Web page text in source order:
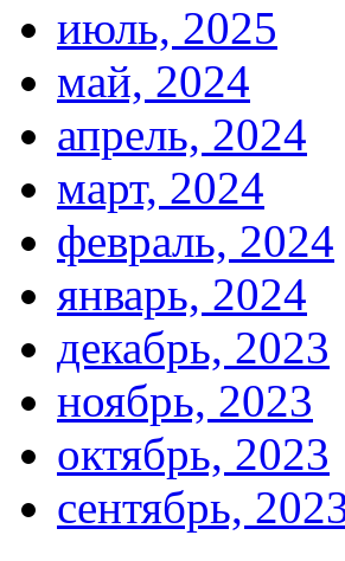
июль, 2025
май, 2024
апрель, 2024
март, 2024
февраль, 2024
январь, 2024
декабрь, 2023
ноябрь, 2023
октябрь, 2023
сентябрь,